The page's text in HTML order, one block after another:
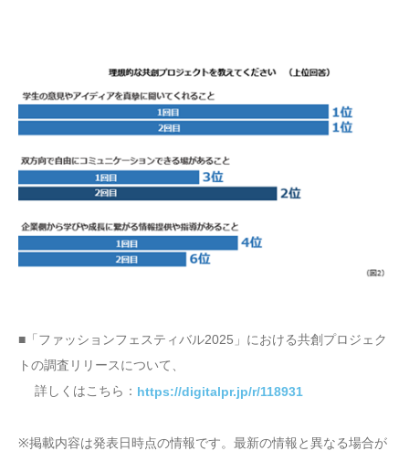
■「ファッションフェスティバル2025」における共創プロジェク
トの調査リリースについて、
詳しくはこちら： https://digitalpr.jp/r/118931
※掲載内容は発表日時点の情報です。最新の情報と異なる場合が